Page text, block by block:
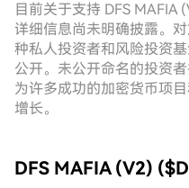
目前关于支持 DFS MAFIA
详细信息尚未明确披露。
种私人投资者和风险投资
公开。未公开命名的投资
为许多成功的加密货币项
增长。
DFS MAFIA (V2)